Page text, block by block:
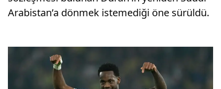
Arabistan’a dönmek istemediği öne sürüldü.